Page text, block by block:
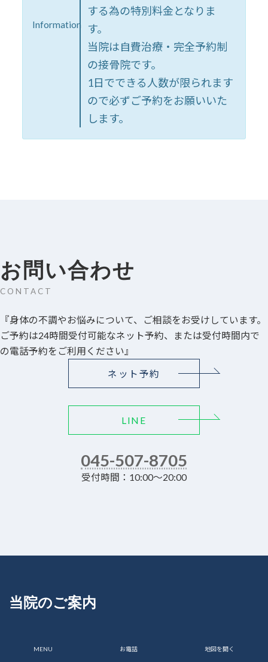
Information
する為の特別料金となりま
す。
当院は自費治療・完全予約制
の接骨院です。
1日でできる人数が限られます
ので必ずご予約をお願いいた
します。
お問い合わせ
CONTACT
『身体の不調やお悩みについて、ご相談をお受けしています。
ご予約は24時間受付可能なネット予約、または受付時間内で
の電話予約をご利用ください』
ネット予約
LINE
045-507-8705
受付時間：10:00～20:00
当院のご案内
MENU お電話 地図を開く